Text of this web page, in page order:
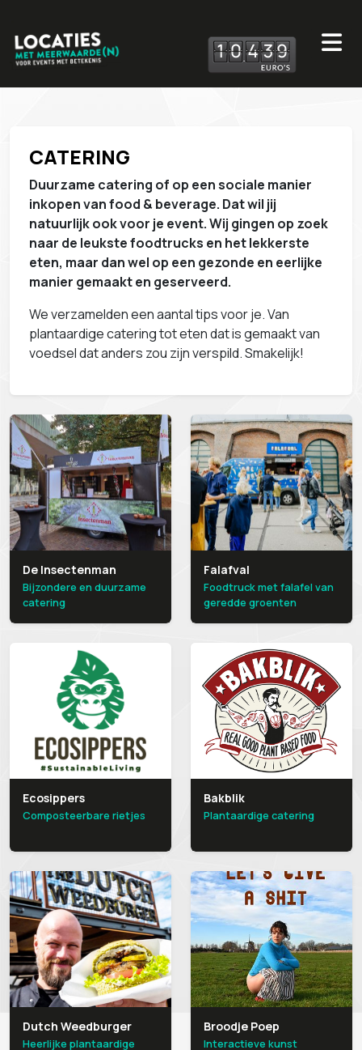
10 439
CATERING
Duurzame catering of op een sociale manier
inkopen van food & beverage. Dat wil jij
natuurlijk ook voor je event.Wij gingen op zoek
naar de leukste foodtrucks en het lekkerste
eten, maar dan wel op een gezonde en eerlijke
manier gemaakt en geserveerd.
We verzamelden een aantal tips voor je. Van
plantaardige catering tot eten dat is gemaakt van
voedsel dat anders zou zijn verspild. Smakelijk!
De Insectenman
Bijzondere en duurzame
catering
Falafval
Foodtruck met falafel van
geredde groenten
Ecosippers
Composteerbare rietjes
Bakblik
Plantaardige catering
Dutch Weedburger
Heerlijke plantaardige
Broodje Poep
Interactieve kunst